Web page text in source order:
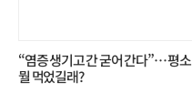
“염증 생기고 간 굳어 간다”… 평소
뭘 먹었길래?